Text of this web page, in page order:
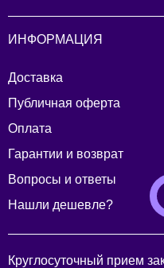
ИНФОРМАЦИЯ
Доставка
Публичная оферта
Оплата
Гарантии и возврат
Вопросы и ответы
Нашли дешевле?
Круглосуточный прием